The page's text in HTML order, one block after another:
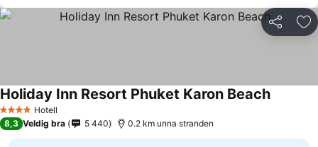
Del
4 StjernerHotell
Holiday Inn Resort Phuket Karon Beach
8,3 Veldig bra 5 440 0.2 km unna stranden